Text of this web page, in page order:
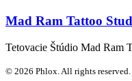
Mad Ram Tattoo
Tetovacie Štúdio Mad Ram
© 2026 Phlox. All rights reserved.